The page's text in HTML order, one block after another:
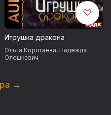
Игрушка дракона
Ольга Коротаева, Надежда
Олешкевич
→